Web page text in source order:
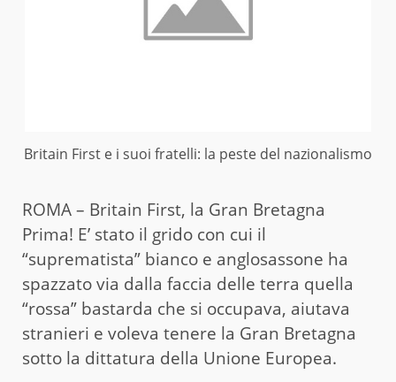
Britain First e i suoi fratelli: la peste del nazionalismo
ROMA – Britain First, la Gran Bretagna
Prima! E’ stato il grido con cui il
“suprematista” bianco e anglosassone ha
spazzato via dalla faccia delle terra quella
“rossa” bastarda che si occupava, aiutava
stranieri e voleva tenere la Gran Bretagna
sotto la dittatura della Unione Europea.